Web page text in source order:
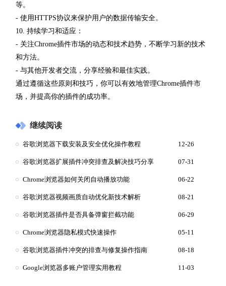
等。
- 使用HTTPS协议来保护用户的数据传输安全。
10. 持续学习和适应：
- 关注Chrome插件市场的动态和技术趋势，不断学习新的技术
和方法。
- 与其他开发者交流，分享经验和最佳实践。
通过遵循这些原则和技巧，你可以有效地管理Chrome插件市
场，并提高你的插件的成功率。
继续阅读
谷歌浏览器下载安装及安全优化操作教程 12-26
谷歌浏览器扩展插件冲突排查及解决技巧分享 07-31
Chrome浏览器如何关闭自动播放功能 06-22
谷歌浏览器视频画质自动优化新技术解析 08-21
谷歌浏览器插件是否具备弹窗拦截功能 06-29
Chrome浏览器隐私模式快速操作 05-11
谷歌浏览器插件冲突的排查与修复操作指南 08-18
Google浏览器多账户管理实用教程 11-03